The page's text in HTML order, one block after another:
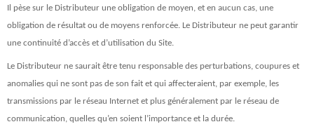
Il pèse sur le Distributeur une obligation de moyen, et en aucun cas, une
obligation de résultat ou de moyens renforcée. Le Distributeur ne peut garantir
une continuité d’accès et d’utilisation du Site.
Le Distributeur ne saurait être tenu responsable des perturbations, coupures et
anomalies qui ne sont pas de son fait et qui affecteraient, par exemple, les
transmissions par le réseau Internet et plus généralement par le réseau de
communication, quelles qu’en soient l’importance et la durée.